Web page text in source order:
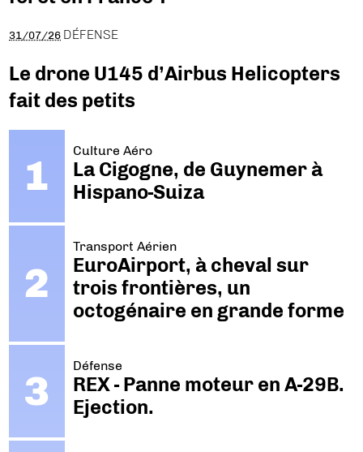
31/07/26 DÉFENSE
Le drone U145 d’Airbus Helicopters
fait des petits
Culture Aéro
La Cigogne, de Guynemer à
Hispano-Suiza
Transport Aérien
EuroAirport, à cheval sur
trois frontières, un
octogénaire en grande forme
Défense
REX - Panne moteur en A-29B.
Ejection.